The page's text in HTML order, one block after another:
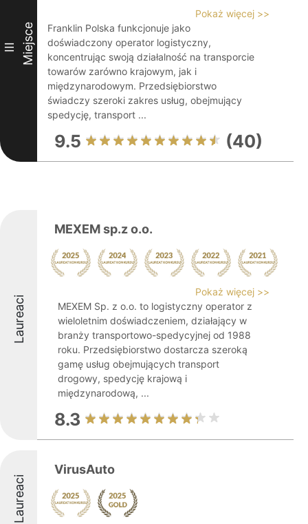
III Miejsce
Pokaż więcej >>
Franklin Polska funkcjonuje jako
doświadczony operator logistyczny,
koncentrując swoją działalność na transporcie
towarów zarówno krajowym, jak i
międzynarodowym. Przedsiębiorstwo
świadczy szeroki zakres usług, obejmujący
spedycję, transport ...
9.5 (40)
Laureaci
MEXEM sp.z o.o.
Pokaż więcej >>
MEXEM Sp. z o.o. to logistyczny operator z
wieloletnim doświadczeniem, działający w
branży transportowo-spedycyjnej od 1988
roku. Przedsiębiorstwo dostarcza szeroką
gamę usług obejmujących transport
drogowy, spedycję krajową i
międzynarodową, ...
8.3
Laureaci
VirusAuto